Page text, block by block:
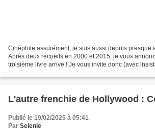
Cinéphile assurément, je suis aussi depuis presque
Après deux recueils en 2000 et 2015, je vous
troisième livre arrive ! Je vous invite donc (avec
L'autre frenchie de Hollywood :
Publié le 19/02/2025 à 05:41
Par Selenie